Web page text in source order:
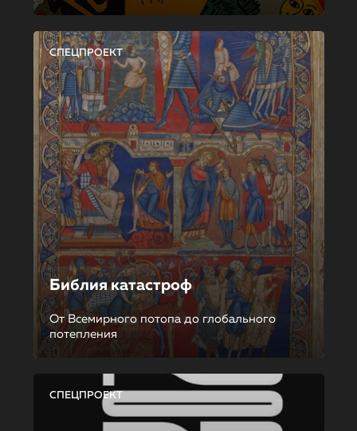
СПЕЦПРОЕКТ
Библия катастроф
От Всемирного потопа до глобального
потепления
СПЕЦПРОЕКТ